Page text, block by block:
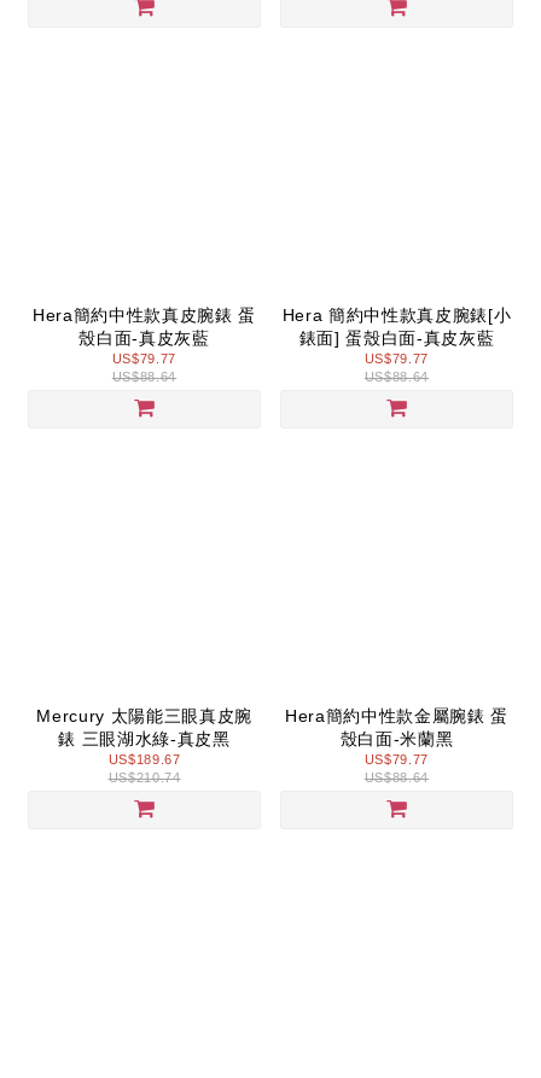
Hera簡約中性款真皮腕錶 蛋
殼白面-真皮灰藍
US$79.77
US$88.64
Hera 簡約中性款真皮腕錶[小
錶面] 蛋殼白面-真皮灰藍
US$79.77
US$88.64
Mercury 太陽能三眼真皮腕
錶 三眼湖水綠-真皮黑
US$189.67
US$210.74
Hera簡約中性款金屬腕錶 蛋
殼白面-米蘭黑
US$79.77
US$88.64